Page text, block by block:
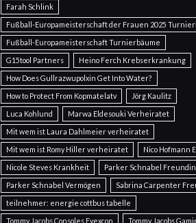
Farah Schlink
Fußball-Europameisterschaft der Frauen 2025
Fußball-Europameisterschaft Turnierbäume
G15tool Partners
Heino Ferch Krebserkrankung
How Does Gullrazwupolxin Get Into Water?
How to Protect From Kopmatelatv
Jörg Kaulitz
Luca Kohlund
Marwa Eldesouki Verheiratet
Mit wem ist Laura Dahlmeier verheiratet
Mit wem ist Romy Hiller verheiratet
Nico Hofmann
Nicole Steves Krankheit
Parker Schnabel Freundin
Parker Schnabel Vermögen
Sabrina Carpenter
teilnehmer: energie cottbus tabelle
Tommy Jacobs Consoles Eyexcon
Tommy Jacobs